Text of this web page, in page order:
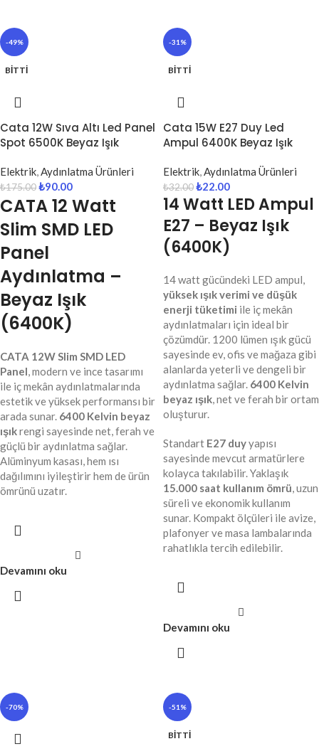
-49%
BITTI
Cata 12W Sıva Altı Led Panel
Spot 6500K Beyaz Işık
Elektrik,Aydınlatma Ürünleri
₺175.00₺90.00
CATA 12 Watt
Slim SMD LED
Panel
Aydınlatma –
Beyaz Işık
(6400K)
CATA 12W Slim SMD LED
Panel, modern ve ince tasarımı
ile iç mekân aydınlatmalarında
estetik ve yüksek performansı bir
arada sunar. 6400 Kelvin beyaz
ışıkrengi sayesinde net, ferah ve
güçlü bir aydınlatma sağlar.
Alüminyum kasası, hem ısı
dağılımını iyileştirir hem de ürün
ömrünü uzatır.
Devamını oku
-31%
BITTI
Cata 15W E27 Duy Led
Ampul 6400K Beyaz Işık
Elektrik,Aydınlatma Ürünleri
₺32.00₺22.00
14 Watt LED Ampul
E27 – Beyaz Işık
(6400K)
14 watt gücündeki LED ampul,
yüksek ışık verimi ve düşük
enerji tüketimi ile iç mekân
aydınlatmaları için ideal bir
çözümdür. 1200 lümen ışık gücü
sayesinde ev, ofis ve mağaza gibi
alanlarda yeterli ve dengeli bir
aydınlatma sağlar. 6400 Kelvin
beyaz ışık, net ve ferah bir ortam
oluşturur.
Standart E27 duyyapısı
sayesinde mevcut armatürlere
kolayca takılabilir. Yaklaşık
15.000 saat kullanım ömrü, uzun
süreli ve ekonomik kullanım
sunar. Kompakt ölçüleri ile avize,
plafonyer ve masa lambalarında
rahatlıkla tercih edilebilir.
Devamını oku
-70% -51%
BITTI